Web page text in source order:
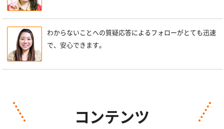
わからないことへの質疑応答によるフォローがとても迅速
で、安心できます。
コンテンツ